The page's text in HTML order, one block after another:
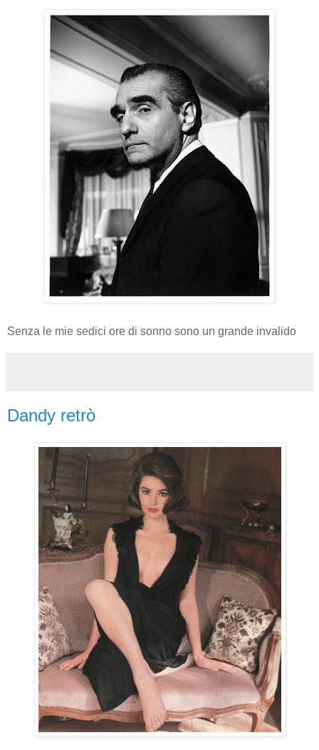
Senza le mie sedici ore di sonno sono un grande invalido
Dandy retrò